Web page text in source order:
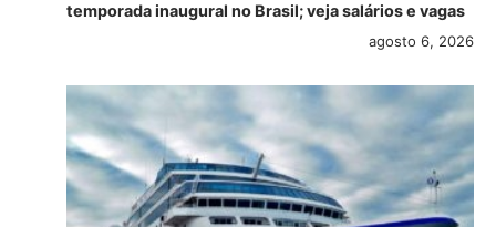
temporada inaugural no Brasil; veja salários e vagas
agosto 6, 2026